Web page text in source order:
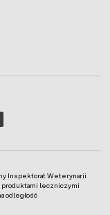
Inspektorat Weterynarii
leczniczymi
odległość